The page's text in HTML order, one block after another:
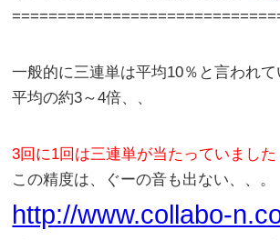
一般的に三連単は平均10％と言われて
平均の約3～4倍、、
3回に1回は三連単が当たっていました
この精度は、ぐーの音も出ない、、。
http://www.collabo-